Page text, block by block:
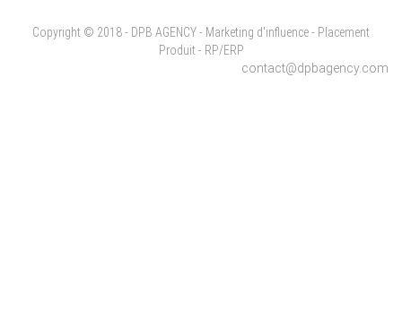
Copyright © 2018 - DPB AGENCY - Marketing d'influence - Placement
Produit - RP/ERP
contact@dpbagency.com